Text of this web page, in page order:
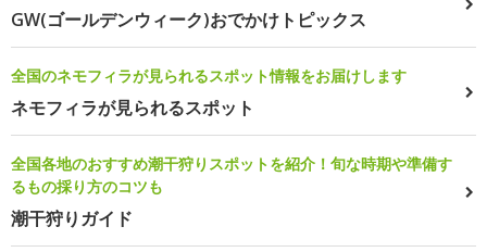
GW(ゴールデンウィーク)おでかけトピックス
全国のネモフィラが見られるスポット情報をお届けします
ネモフィラが見られるスポット
全国各地のおすすめ潮干狩りスポットを紹介！旬な時期や準備す
るもの採り方のコツも
潮干狩りガイド